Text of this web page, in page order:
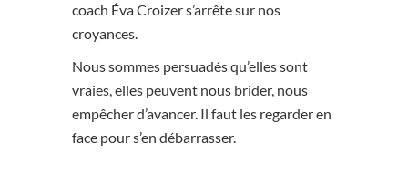
coach Éva Croizers’arrête sur nos
croyances.
Nous sommes persuadés qu’elles sont
vraies, elles peuvent nous brider, nous
empêcher d’avancer. Il faut les regarder en
face pour s’en débarrasser.